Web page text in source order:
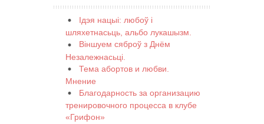
Ідэя нацыі: любоў і
шляхетнасьць, альбо лукашызм.
Віншуем сяброў з Днём
Незалежнасьці.
Тема абортов и любви.
Мнение
Благодарность за организацию
тренировочного процесса в клубе
«Грифон»